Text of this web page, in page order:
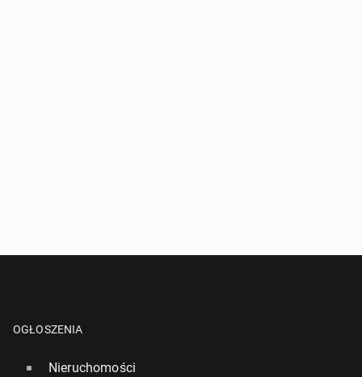
OGŁOSZENIA
Nieruchomości